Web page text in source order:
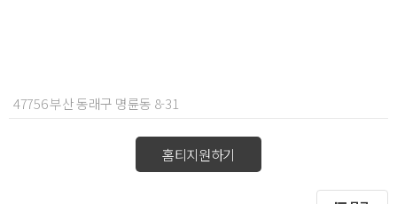
47756 부산 동래구 명륜동 8-31
홈티지원하기